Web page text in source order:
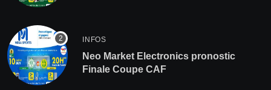
INFOS
Neo Market Electronics pronostic
Finale Coupe CAF